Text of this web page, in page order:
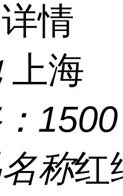
情
上海
1500
称红